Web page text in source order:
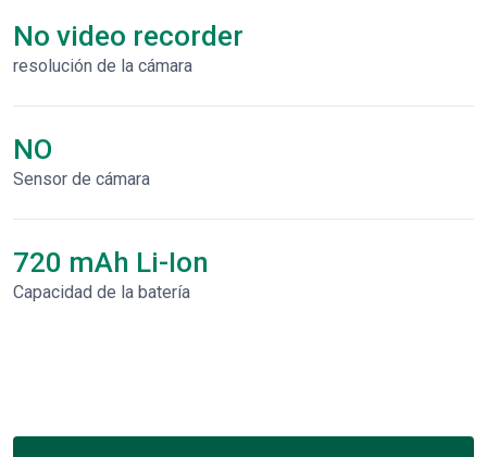
No video recorder
resolución de la cámara
NO
Sensor de cámara
720 mAh Li-Ion
Capacidad de la batería